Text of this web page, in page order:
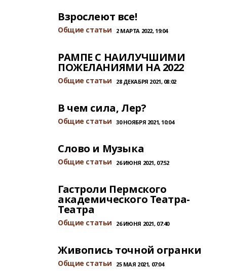
Взрослеют все!
Общие статьи 2 МАРТА 2022, 19:04
РАМПЕ С НАИЛУЧШИМИ
ПОЖЕЛАНИЯМИ НА 2022
Общие статьи 28 ДЕКАБРЯ 2021, 08:02
В чем сила, Лер?
Общие статьи 30 НОЯБРЯ 2021, 10:04
Слово и Музыка
Общие статьи 26 ИЮНЯ 2021, 07:52
Гастроли Пермского
академического Театра-
Театра
Общие статьи 26 ИЮНЯ 2021, 07:40
Живопись точной огранки
Общие статьи 25 МАЯ 2021, 07:04